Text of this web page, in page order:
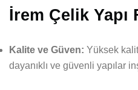
İrem Çelik Yapı
Kalite ve Güven: Yüksek
dayanıklı ve güvenli yapılar